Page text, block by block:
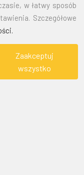
w łatwy sposób
Szczegółowe
Zaakceptuj
wszystko